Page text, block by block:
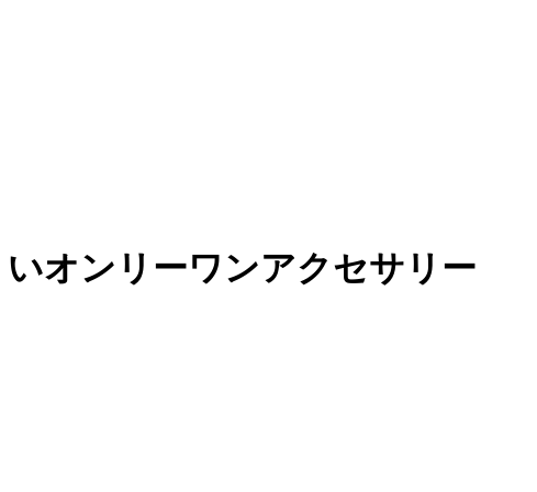
オンリーワンアクセサリー